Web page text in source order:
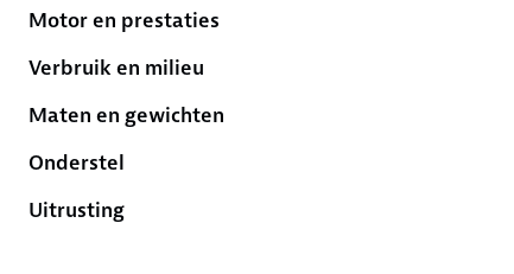
Motor en prestaties
Verbruik en milieu
Maten en gewichten
Onderstel
Uitrusting